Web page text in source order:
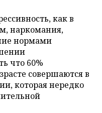
как в
наркомания,
нормами
что 60%
совершаются в
которая нередко